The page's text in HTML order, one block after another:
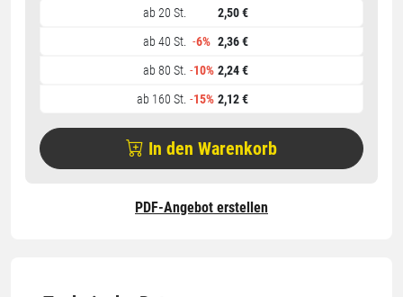
ab 20 St.
2,50 €
ab 40 St.
-6% 2,36 €
ab 80 St. -10% 2,24 €
ab 160 St. -15% 2,12 €
In den Warenkorb
PDF-Angebot erstellen